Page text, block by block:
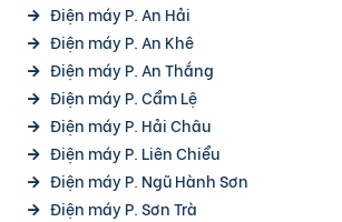
Điện máy P. An Hải
Điện máy P. An Khê
Điện máy P. An Thắng
Điện máy P. Cẩm Lệ
Điện máy P. Hải Châu
Điện máy P. Liên Chiểu
Điện máy P. Ngũ Hành Sơn
Điện máy P. Sơn Trà